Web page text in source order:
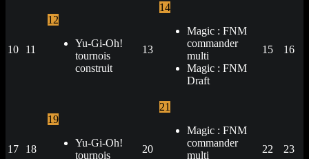
10 11
12
Yu-Gi-Oh!
tournois
construit
13
14
Magic : FNM
commander
multi
Magic : FNM
Draft
15 16
17 18
19
Yu-Gi-Oh!
tournois
20
21
Magic : FNM
commander
multi
22 23